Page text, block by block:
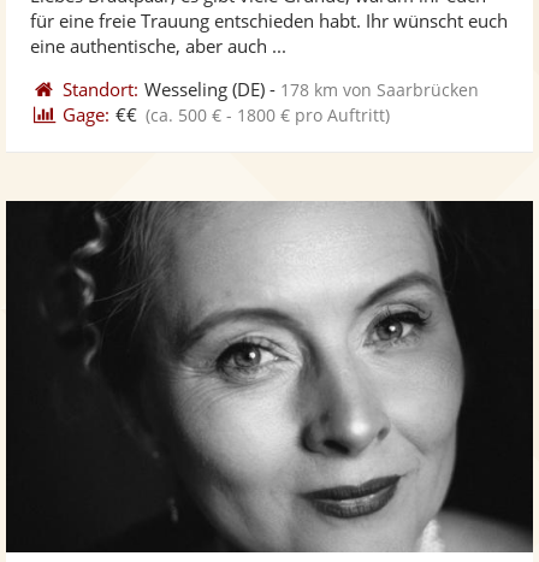
5
für eine freie Trauung entschieden habt. Ihr wünscht euch
eine authentische, aber auch ...
Standort: Wesseling (DE) - 178 km von Saarbrücken
Gage: €€ (ca. 500 € - 1800 € pro Auftritt)